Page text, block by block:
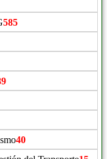
585
40